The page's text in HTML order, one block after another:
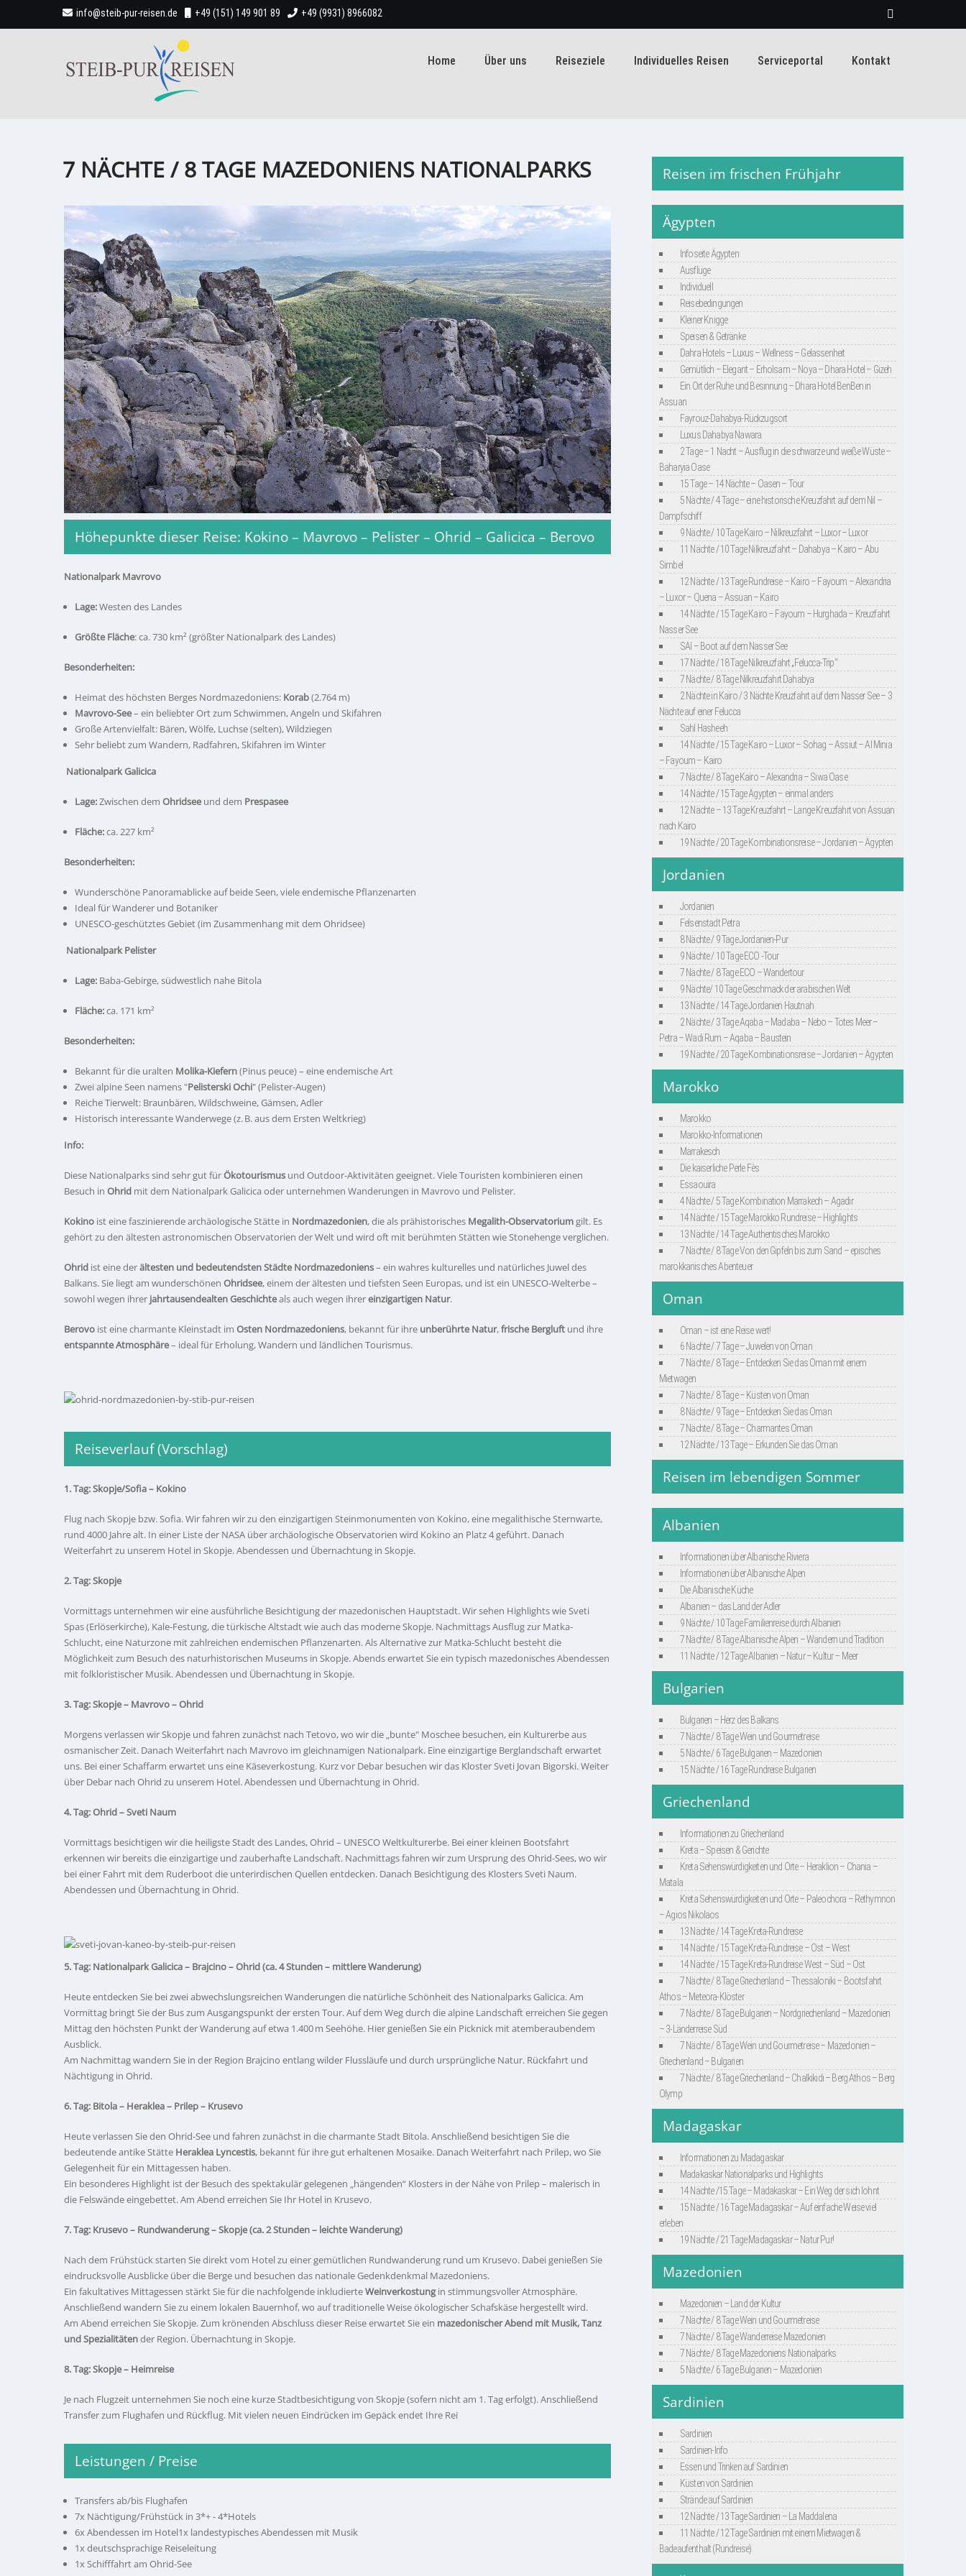
+49 (9931) 8966082
+49 (151) 149 901 89
info@steib-pur-reisen.de
Home Über uns Reiseziele Individuelles Reisen Serviceportal Kontakt
7 NÄCHTE / 8 TAGE MAZEDONIENS NATIONALPARKS
Höhepunkte dieser Reise: Kokino – Mavrovo – Pelister – Ohrid – Galicica – Berovo
Nationalpark Mavrovo
Lage:Westen des Landes
Größte Fläche: ca. 730 km² (größter Nationalpark des Landes)
Besonderheiten:
Heimat des höchsten Berges Nordmazedoniens: Korab(2.764 m)
Mavrovo-See– ein beliebter Ort zum Schwimmen, Angeln und Skifahren
Große Artenvielfalt: Bären, Wölfe, Luchse (selten), Wildziegen
Sehr beliebt zum Wandern, Radfahren, Skifahren im Winter
Nationalpark Galicica
Lage:Zwischen dem Ohridsee und dem Prespasee
Fläche:ca. 227 km²
Besonderheiten:
Wunderschöne Panoramablicke auf beide Seen, viele endemische Pflanzenarten
Ideal für Wanderer und Botaniker
UNESCO-geschütztes Gebiet (im Zusammenhang mit dem Ohridsee)
Nationalpark Pelister
Lage: Baba-Gebirge, südwestlich nahe Bitola
Fläche:ca. 171 km²
Besonderheiten:
Bekannt für die uralten Molika-Kiefern(Pinus peuce) – eine endemische Art
Zwei alpine Seen namens "Pelisterski Ochi" (Pelister-Augen)
Reiche Tierwelt: Braunbären, Wildschweine, Gämsen, Adler
Historisch interessante Wanderwege (z. B. aus dem Ersten Weltkrieg)
Info:
Diese Nationalparks sind sehr gut fürÖkotourismus und Outdoor-Aktivitäten geeignet. Viele Touristen kombinieren einen
Besuch in Ohrid mit dem Nationalpark Galicica oder unternehmen Wanderungen in Mavrovo und Pelister.
Kokino ist eine faszinierende archäologische Stätte in Nordmazedonien, die als prähistorisches Megalith-Observatoriumgilt. Es
gehört zu den ältesten astronomischen Observatorien der Welt und wird oft mit berühmten Stätten wie Stonehenge verglichen.
Ohrid ist eine derältesten und bedeutendsten Städte Nordmazedoniens– ein wahres kulturelles und natürliches Juwel des
Balkans. Sie liegt am wunderschönen Ohridsee, einem der ältesten und tiefsten Seen Europas, und ist ein UNESCO-Welterbe –
sowohl wegen ihrer jahrtausendealten Geschichteals auch wegen ihrereinzigartigen Natur.
Berovo ist eine charmante Kleinstadt im Osten Nordmazedoniens, bekannt für ihre unberührte Natur,frische Bergluft und ihre
entspannte Atmosphäre– ideal für Erholung, Wandern und ländlichen Tourismus.
Reiseverlauf (Vorschlag)
1. Tag: Skopje/Sofia – Kokino
Flug nach Skopje bzw. Sofia. Wir fahren wir zu den einzigartigen Steinmonumenten von Kokino, eine megalithische Sternwarte,
rund 4000 Jahre alt. In einer Liste der NASA über archäologische Observatorien wird Kokino an Platz 4 geführt. Danach
Weiterfahrt zu unserem Hotel in Skopje. Abendessen und Übernachtung in Skopje.
2. Tag: Skopje
Vormittags unternehmen wir eine ausführliche Besichtigung der mazedonischen Hauptstadt. Wir sehen Highlights wie Sveti
Spas (Erlöserkirche), Kale-Festung, die türkische Altstadt wie auch das moderne Skopje. Nachmittags Ausflug zur Matka-
Schlucht, eine Naturzone mit zahlreichen endemischen Pflanzenarten. Als Alternative zur Matka-Schlucht besteht die
Möglichkeit zum Besuch des naturhistorischen Museums in Skopje. Abends erwartet Sie ein typisch mazedonisches Abendessen
mit folkloristischer Musik. Abendessen und Übernachtung in Skopje.
3. Tag: Skopje – Mavrovo – Ohrid
Morgens verlassen wir Skopje und fahren zunächst nach Tetovo, wo wir die „bunte" Moschee besuchen, ein Kulturerbe aus
osmanischer Zeit. Danach Weiterfahrt nach Mavrovo im gleichnamigen Nationalpark. Eine einzigartige Berglandschaft erwartet
uns. Bei einer Schaffarm erwartet uns eine Käseverkostung. Kurz vor Debar besuchen wir das Kloster Sveti Jovan Bigorski. Weiter
über Debar nach Ohrid zu unserem Hotel. Abendessen und Übernachtung in Ohrid.
4. Tag: Ohrid – Sveti Naum
Vormittags besichtigen wir die heiligste Stadt des Landes, Ohrid – UNESCO Weltkulturerbe. Bei einer kleinen Bootsfahrt
erkennen wir bereits die einzigartige und zauberhafte Landschaft. Nachmittags fahren wir zum Ursprung des Ohrid-Sees, wo wir
bei einer Fahrt mit dem Ruderboot die unterirdischen Quellen entdecken. Danach Besichtigung des Klosters Sveti Naum.
Abendessen und Übernachtung in Ohrid.
5. Tag: Nationalpark Galicica – Brajcino – Ohrid(ca. 4 Stunden – mittlere Wanderung)
Heute entdecken Sie bei zwei abwechslungsreichen Wanderungen die natürliche Schönheit des Nationalparks Galicica. Am
Vormittag bringt Sie der Bus zum Ausgangspunkt der ersten Tour. Auf dem Weg durch die alpine Landschaft erreichen Sie gegen
Mittag den höchsten Punkt der Wanderung auf etwa 1.400 m Seehöhe. Hier genießen Sie ein Picknick mit atemberaubendem
Ausblick.
Am Nachmittag wandern Sie in der Region Brajcino entlang wilder Flussläufe und durch ursprüngliche Natur. Rückfahrt und
Nächtigung in Ohrid.
6. Tag: Bitola – Heraklea – Prilep – Krusevo
Heute verlassen Sie den Ohrid-See und fahren zunächst in die charmante Stadt Bitola. Anschließend besichtigen Sie die
bedeutende antike Stätte Heraklea Lyncestis, bekannt für ihre gut erhaltenen Mosaike. Danach Weiterfahrt nach Prilep, wo Sie
Gelegenheit für ein Mittagessen haben.
Ein besonderes Highlight ist der Besuch des spektakulär gelegenen „hängenden“ Klosters in der Nähe von Prilep – malerisch in
die Felswände eingebettet. Am Abend erreichen Sie Ihr Hotel in Krusevo.
7. Tag: Krusevo – Rundwanderung – Skopje(ca. 2 Stunden – leichte Wanderung)
Nach dem Frühstück starten Sie direkt vom Hotel zu einer gemütlichen Rundwanderung rund um Krusevo. Dabei genießen Sie
eindrucksvolle Ausblicke über die Berge und besuchen das nationale Gedenkdenkmal Mazedoniens.
Ein fakultatives Mittagessen stärkt Sie für die nachfolgende inkludierteWeinverkostungin stimmungsvoller Atmosphäre.
Anschließend wandern Sie zu einem lokalen Bauernhof, wo auf traditionelle Weise ökologischer Schafskäse hergestellt wird.
Am Abend erreichen Sie Skopje. Zum krönenden Abschluss dieser Reise erwartet Sie ein mazedonischer Abend mit Musik, Tanz
und Spezialitätender Region. Übernachtung in Skopje.
8. Tag: Skopje – Heimreise
Je nach Flugzeit unternehmen Sie noch eine kurze Stadtbesichtigung von Skopje (sofern nicht am 1. Tag erfolgt). Anschließend
Transfer zum Flughafen und Rückflug. Mit vielen neuen Eindrücken im Gepäck endet Ihre Rei
Leistungen / Preise
Transfers ab/bis Flughafen
7x Nächtigung/Frühstück in 3*+ - 4*Hotels
6x Abendessen im Hotel1x landestypisches Abendessen mit Musik
1x deutschsprachige Reiseleitung
1x Schifffahrt am Ohrid-See
Reisen im frischen Frühjahr
Ägypten
Infoseite Ägypten
Ausflüge
Individuell
Reisebedingungen
Kleiner Knigge
Speisen & Getränke
Dahra Hotels – Luxus – Wellness – Gelassenheit
Gemütlich – Elegant – Erholsam – Noya – Dhara Hotel – Gizeh
Ein Ort der Ruhe und Besinnung – Dhara Hotel BenBen in
Assuan
Fayrouz-Dahabya-Rückzugsort
Luxus Dahabya Nawara
2 Tage – 1 Nacht – Ausflug in die schwarze und weiße Wüste –
Baharyia Oase
15 Tage – 14 Nächte – Oasen – Tour
5 Nächte / 4 Tage – eine historische Kreuzfahrt auf dem Nil –
Dampfschiff
9 Nächte / 10 Tage Kairo – Nilkreuzfahrt – Luxor – Luxor
11 Nächte / 10 Tage Nilkreuzfahrt – Dahabya – Kairo – Abu
Simbel
12 Nächte / 13 Tage Rundreise – Kairo – Fayoum – Alexandria
– Luxor – Quena – Assuan – Kairo
14 Nächte / 15 Tage Kairo – Fayoum – Hurghada – Kreuzfahrt
Nasser See
SAI – Boot auf dem Nasser See
17 Nächte / 18 Tage Nilkreuzfahrt „Felucca-Trip“
7 Nächte / 8 Tage Nilkreuzfahrt Dahabya
2 Nächte in Kairo / 3 Nächte Kreuzfahrt auf dem Nasser See – 3
Nächte auf einer Felucca
Sahl Hasheeh
14 Nächte / 15 Tage Kairo – Luxor – Sohag – Assiut – Al Minia
– Fayoum – Kairo
7 Nächte / 8 Tage Kairo – Alexandria – Siwa Oase
14 Nächte / 15 Tage Ägypten – einmal anders
12 Nächte – 13 Tage Kreuzfahrt – Lange Kreuzfahrt von Assuan
nach Kairo
19 Nächte / 20 Tage Kombinationsreise – Jordanien – Ägypten
Jordanien
Jordanien
Felsenstadt Petra
8 Nächte / 9 Tage Jordanien-Pur
9 Nächte / 10 Tage ECO -Tour
7 Nächte / 8 Tage ECO – Wandertour
9 Nächte/ 10 Tage Geschmack der arabischen Welt
13 Nächte / 14 Tage Jordanien Hautnah
2 Nächte / 3 Tage Aqaba – Madaba – Nebo – Totes Meer –
Petra – Wadi Rum – Aqaba – Baustein
19 Nächte / 20 Tage Kombinationsreise – Jordanien – Ägypten
Marokko
Marokko
Marokko-Informationen
Marrakesch
Die kaiserliche Perle Fès
Essaouira
4 Nächte / 5 Tage Kombination Marrakech – Agadir
14 Nächte / 15 Tage Marokko Rundreise – Highlights
13 Nächte / 14 Tage Authentisches Marokko
7 Nächte / 8 Tage Von den Gipfeln bis zum Sand – episches
marokkanisches Abenteuer
Oman
Oman – ist eine Reise wert!
6 Nächte / 7 Tage – Juwelen von Oman
7 Nächte / 8 Tage – Entdecken Sie das Oman mit einem
Mietwagen
7 Nächte / 8 Tage – Küsten von Oman
8 Nächte / 9 Tage – Entdecken Sie das Oman
7 Nächte / 8 Tage – Charmantes Oman
12 Nächte / 13 Tage – Erkunden Sie das Oman
Reisen im lebendigen Sommer
Albanien
Informationen über Albanische Riviera
Informationen über Albanische Alpen
Die Albanische Küche
Albanien – das Land der Adler
9 Nächte / 10 Tage Familienreise durch Albanien
7 Nächte / 8 Tage Albanische Alpen – Wandern und Tradition
11 Nächte / 12 Tage Albanien – Natur – Kultur – Meer
Bulgarien
Bulgarien – Herz des Balkans
7 Nächte / 8 Tage Wein und Gourmetreise
5 Nächte / 6 Tage Bulgarien – Mazedonien
15 Nächte / 16 Tage Rundreise Bulgarien
Griechenland
Informationen zu Griechenland
Kreta – Speisen & Gerichte
Kreta Sehenswürdigkeiten und Orte – Heraklion – Chania –
Matala
Kreta Sehenswürdigkeiten und Orte – Paleochora – Rethymnon
– Agios Nikolaos
13 Nächte / 14 Tage Kreta-Rundreise
14 Nächte / 15 Tage Kreta-Rundreise – Ost – West
14 Nächte / 15 Tage Kreta-Rundreise West – Süd – Ost
7 Nächte / 8 Tage Griechenland – Thessaloniki – Bootsfahrt
Athos – Meteora-Klöster
7 Nächte / 8 Tage Bulgarien – Nordgriechenland – Mazedonien
– 3-Länderreise Süd
7 Nächte / 8 Tage Wein und Gourmetreise – Mazedonien –
Griechenland – Bulgarien
7 Nächte / 8 Tage Griechenland – Chalkikidi – Berg Athos – Berg
Olymp
Madagaskar
Informationen zu Madagaskar
Madakaskar Nationalparks und Highlights
14 Nächte /15 Tage – Madakaskar – Ein Weg der sich lohnt
15 Nächte / 16 Tage Madagaskar – Auf einfache Weise viel
erleben
19 Nächte / 21 Tage Madagaskar – Natur Pur!
Mazedonien
Mazedonien – Land der Kultur
7 Nächte / 8 Tage Wein und Gourmetreise
7 Nächte / 8 Tage Wanderreise Mazedonien
7 Nächte / 8 Tage Mazedoniens Nationalparks
5 Nächte / 6 Tage Bulgarien – Mazedonien
Sardinien
Sardinien
Sardinien-Info
Essen und Trinken auf Sardinien
Küsten von Sardinien
Strände auf Sardinien
12 Nächte / 13 Tage Sardinien – La Maddalena
11 Nächte / 12 Tage Sardinien mit einem Mietwagen &
Badeaufenthalt (Rundreise)